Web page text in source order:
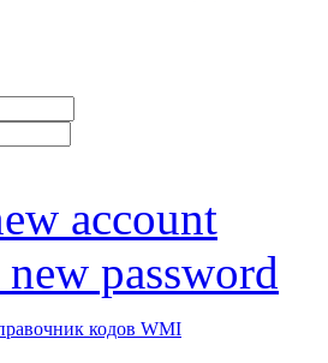
account
new password
кодов WMI